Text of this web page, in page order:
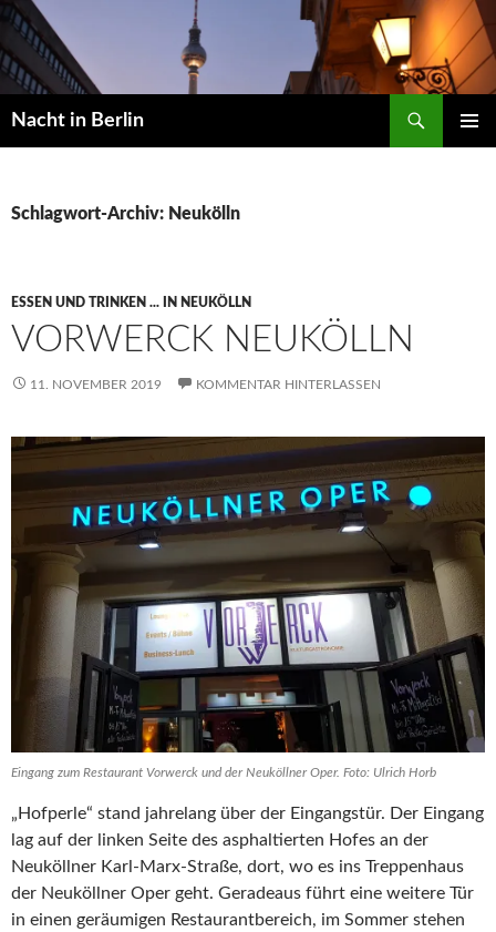
Zum
Inhalt
springen
Nacht in Berlin
Schlagwort-Archiv: Neukölln
ESSEN UND TRINKEN ... IN NEUKÖLLN
VORWERCK NEUKÖLLN
11. NOVEMBER 2019 KOMMENTAR HINTERLASSEN
Eingang zum Restaurant Vorwerck und der Neuköllner Oper. Foto: Ulrich Horb
„Hofperle“ stand jahrelang über der Eingangstür. Der Eingang
lag auf der linken Seite des asphaltierten Hofes an der
Neuköllner Karl-Marx-Straße, dort, wo es ins Treppenhaus
der Neuköllner Oper geht. Geradeaus führt eine weitere Tür
in einen geräumigen Restaurantbereich, im Sommer stehen